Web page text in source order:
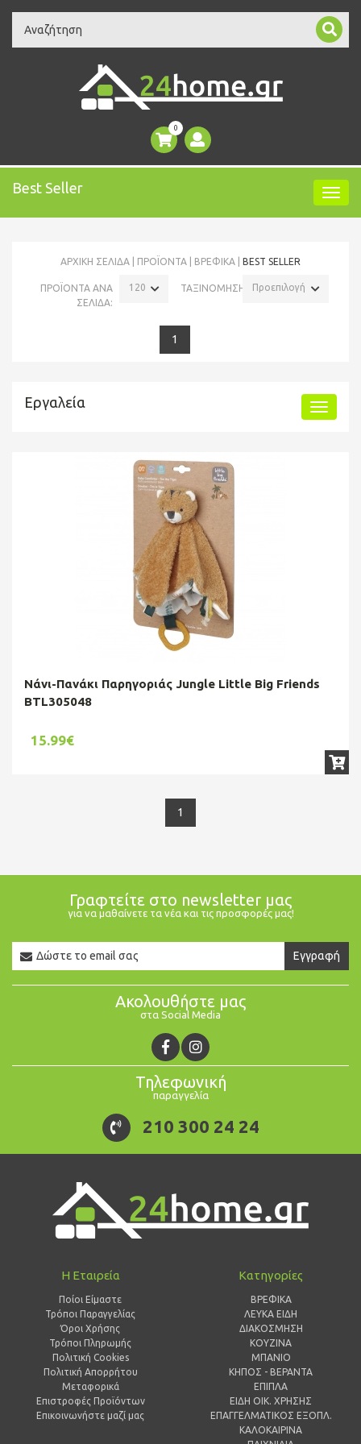
Search
0
Best Seller
ΑΡΧΙΚΉ ΣΕΛΊΔΑ ΠΡΟΪΌΝΤΑ ΒΡΕΦΙΚΑ BEST SELLER
ΠΡΟΪΟΝΤΑ ΑΝΑ
ΣΕΛΙΔΑ:
120 ΤΑΞΙΝΟΜΗΣΗ: Προεπιλογή
1
Εργαλεία
Νάνι-Πανάκι Παρηγοριάς Jungle Little Big Friends
BTL305048
15.99€
1
Γραφτείτε στο newsletter μας
για να μαθαίνετε τα νέα και τις προσφορές μας!
Newsletter
Email
Εγγραφή
Ακολουθήστε μας
στα Social Media
Τηλεφωνική
παραγγελία
210 300 24 24
Η Εταιρεία
Ποίοι Είμαστε
Τρόποι Παραγγελίας
Όροι Χρήσης
Τρόποι Πληρωμής
Πολιτική Cookies
Πολιτική Απορρήτου
Μεταφορικά
Επιστροφές Προϊόντων
Επικοινωνήστε μαζί μας
Κατηγορίες
ΒΡΕΦΙΚΑ
ΛΕΥΚΑ ΕΙΔΗ
ΔΙΑΚΟΣΜΗΣΗ
ΚΟΥΖΙΝΑ
ΜΠΑΝΙΟ
ΚΗΠΟΣ - ΒΕΡΑΝΤΑ
ΕΠΙΠΛΑ
ΕΙΔΗ ΟΙΚ. ΧΡΗΣΗΣ
ΕΠΑΓΓΕΛΜΑΤΙΚΟΣ ΕΞΟΠΛ.
ΚΑΛΟΚΑΙΡΙΝΑ